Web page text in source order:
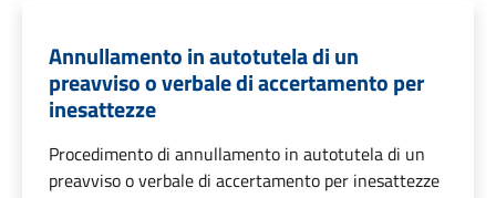
Annullamento in autotutela di un
preavviso o verbale di accertamento per
inesattezze
Procedimento di annullamento in autotutela di un
preavviso o verbale di accertamento per inesattezze